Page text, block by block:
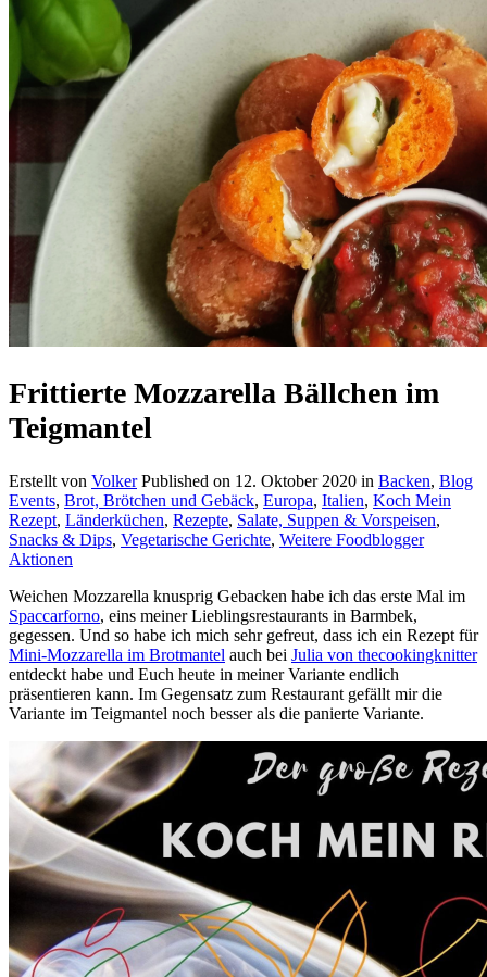
Frittierte Mozzarella Bällchen im
Teigmantel
Erstellt von Volker Published on 12. Oktober 2020 in Backen, Blog
Events, Brot, Brötchen und Gebäck, Europa, Italien, Koch Mein
Rezept, Länderküchen, Rezepte, Salate, Suppen & Vorspeisen,
Snacks & Dips, Vegetarische Gerichte, Weitere Foodblogger
Aktionen
Weichen Mozzarella knusprig Gebacken habe ich das erste Mal im
Spaccarforno, eins meiner Lieblingsrestaurants in Barmbek,
gegessen. Und so habe ich mich sehr gefreut, dass ich ein Rezept für
Mini-Mozzarella im Brotmantel auch bei Julia von thecookingknitter
entdeckt habe und Euch heute in meiner Variante endlich
präsentieren kann. Im Gegensatz zum Restaurant gefällt mir die
Variante im Teigmantel noch besser als die panierte Variante.